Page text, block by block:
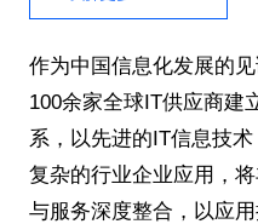
作为中国信息化发展的
100余家全球IT供应商建
系，以先进的IT信息技
复杂的行业企业应用，
与服务深度整合，以应